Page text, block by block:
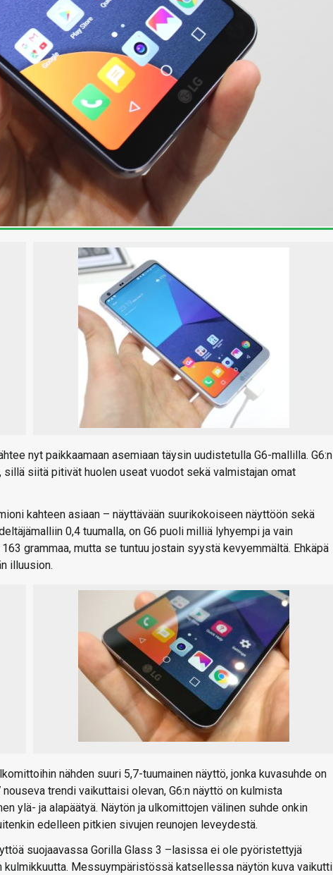
nyt paikkaamaan asemiaan täysin uudistetulla G6-mallilla. G6:n
siitä pitivät huolen useat vuodot sekä valmistajan omat
kahteen asiaan – näyttävään suurikokoiseen näyttöön sekä
0,4 tuumalla, on G6 puoli milliä lyhyempi ja vain
grammaa, mutta se tuntuu jostain syystä kevyemmältä. Ehkäpä
illuusion.
nähden suuri 5,7-tuumainen näyttö, jonka kuvasuhde on
trendi vaikuttaisi olevan, G6:n näyttö on kulmista
ylä- ja alapäätyä. Näytön ja ulkomittojen välinen suhde onkin
edelleen pitkien sivujen reunojen leveydestä.
suojaavassa Gorilla Glass 3 –lasissa ei ole pyöristettyjä
kulmikkuutta. Messuympäristössä katsellessa näytön kuva vaikutti